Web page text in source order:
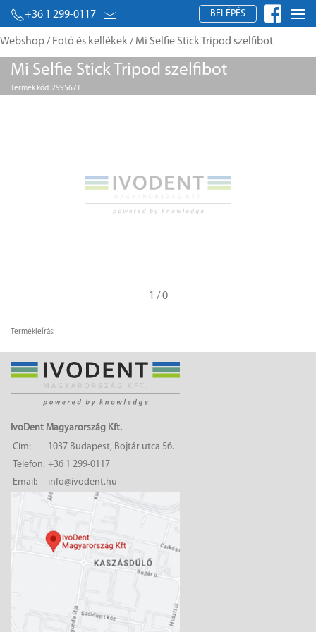
+36 1 299-0117 BELÉPÉS
Webshop/ Fotó és kellékek/ Mi Selfie Stick Tripod szelfibot
Mi Selfie Stick Tripod szelfibot
Termék kód: 299567T
1 / 0
Termékleírás:
IvoDent Magyarország Kft.
Cím:
1037 Budapest, Bojtár utca 56.
Telefon: +36 1 299-0117
Email:
info@ivodent.hu